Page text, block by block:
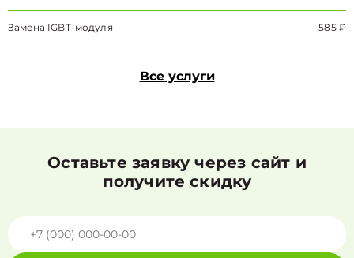
Замена IGBT-модуля 585 ₽
Все услуги
Оставьте заявку через сайт и
получите скидку